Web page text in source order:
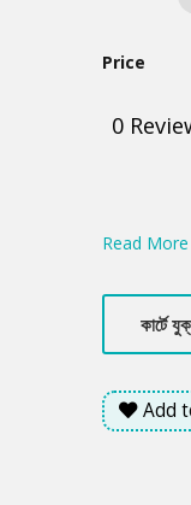
Price
0
Read
কার্টে
Add